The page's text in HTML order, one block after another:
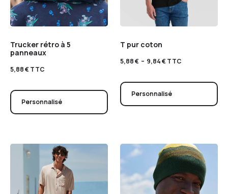
Trucker rétro à 5
panneaux
5,88€TTC
Personnalisé
T pur coton
5,88€ – 9,84€TTC
Personnalisé